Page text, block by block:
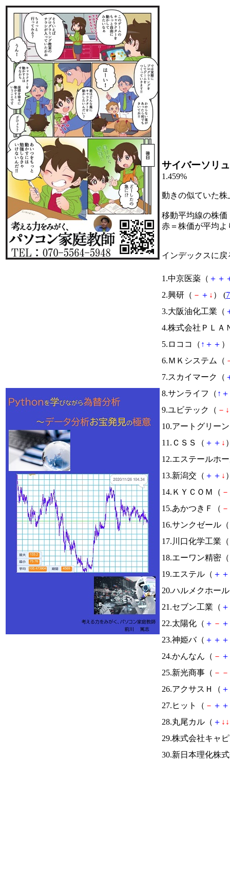
サイバーソリ
1.459%
動きの似ていた
移動平均線の株価
赤＝株価が平均
インデックスに戻
1.中京医薬（ ＋ ＋
2.興研（ － ＋ ↓ ） (
3.大阪油化工業（
4.株式会社ＰＬＡ
5.ロココ（ ↑ ＋ ＋
6.ＭＫシステム（
7.スカイマーク（
8.サンライフ（ ↑ ＋
9.ユビテック（ － ↓
10.アートグリー
11.ＣＳＳ（ ＋ ＋ ↓
12.エステールホ
13.新潟交（ ＋ ＋ ↓
14.ＫＹＣＯＭ（ －
15.あかつきＦ（ －
16.サンクゼール（
17.川口化学工業（
18.エーワン精密（
19.エステル（ ＋ ＋
20.ハルメクホー
21.セブン工業（ ＋
22.太陽化（ ＋ － ＋
23.神姫バ（ ＋ ＋ ＋
24.かんなん（ － ＋
25.新光商事（ － －
26.アクサスＨ（ ＋
27.ヒット（ － ＋ ＋
28.丸尾カル（ ＋ ↓ ↓
29.株式会社キャ
30.新日本理化株